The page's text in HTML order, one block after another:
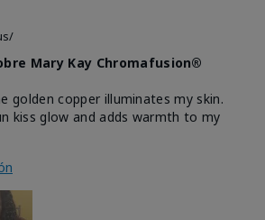
Mary Kay Chromafusion®
golden copper illuminates my skin.
kiss glow and adds warmth to my